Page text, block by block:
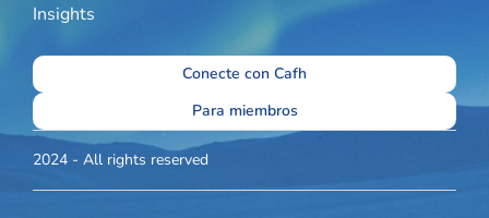
Insights
Conecte con Cafh
Para miembros
2024 - All rights reserved